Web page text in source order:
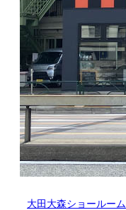
大田大森ショールーム